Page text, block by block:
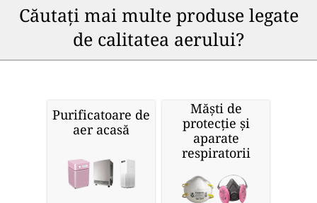
Căutați mai multe produse legate
de calitatea aerului?
Purificatoare de
aer acasă
Măști de
protecție și
aparate
respiratorii